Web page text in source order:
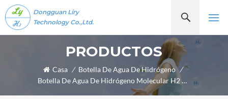
Dongguan Liry
Technology Co.,Ltd.
PRODUCTOS
Casa / Botella De Agua De Hidrógeno /
Botella De Agua De Hidrógeno Molecular H2 Wellness